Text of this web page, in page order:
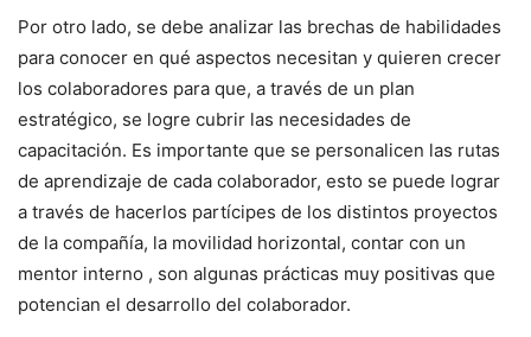
Por otro lado, se debe analizar las brechas de habilidades
para conocer en qué aspectos necesitan y quieren crecer
los colaboradores para que, a través de un plan
estratégico, se logre cubrir las necesidades de
capacitación. Es importante que se personalicen las rutas
de aprendizaje de cada colaborador, esto se puede lograr
a través de hacerlos partícipes de los distintos proyectos
de la compañía, la movilidad horizontal, contar con un
mentor interno , son algunas prácticas muy positivas que
potencian el desarrollo del colaborador.